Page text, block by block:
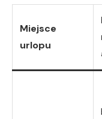
Miejsce
urlopu